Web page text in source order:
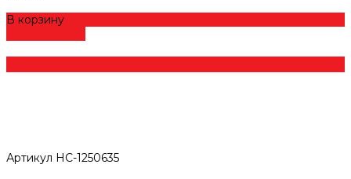
В корзину
Артикул НС-1250635